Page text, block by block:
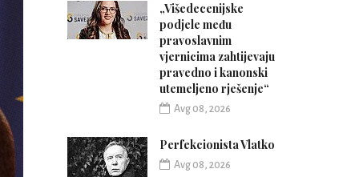
„Višedecenijske
podjele među
pravoslavnim
vjernicima zahtijevaju
pravedno i kanonski
utemeljeno rješenje“
Avg 08, 2026
Perfekcionista Vlatko
Avg 08, 2026